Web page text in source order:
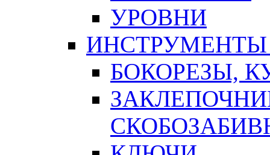
УРОВНИ
БОКОРЕЗЫ,